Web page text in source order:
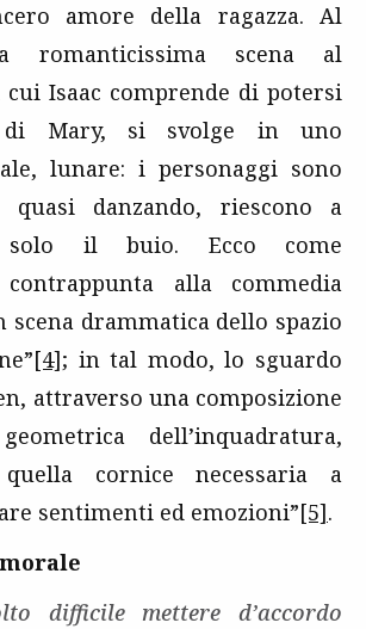
amore della ragazza. Al
romanticissima scena al
Isaac comprende di potersi
di Mary, si svolge in uno
lunare: i personaggi sono
quasi danzando, riescono a
solo il buio. Ecco come
contrappunta alla commedia
scena drammatica dello spazio
[4]; in tal modo, lo sguardo
attraverso una composizione
dell’inquadratura,
quella cornice necessaria a
sentimenti ed emozioni”[5].
difficile mettere d’accordo